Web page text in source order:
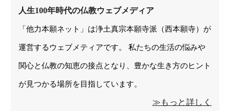
人生100年時代の仏教ウェブメディア
「他力本願ネット」は浄土真宗本願寺派（西本願寺）が
運営するウェブメティアです。 私たちの生活の悩みや
関心と仏教の知恵の接点となり、豊かな生き方のヒント
が見つかる場所を目指しています。
≫もっと詳しく